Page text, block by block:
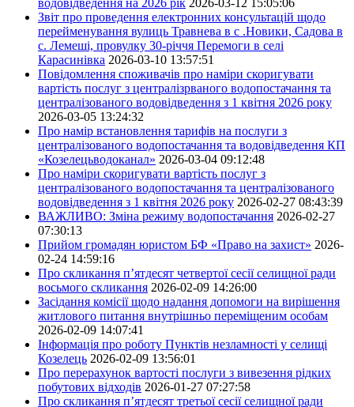
Звіт про проведення електронних консультацій щодо
перейменування вулиць Травнева в с .Новики, Садова в
с. Лемеші, провулку 30-річчя Перемоги в селі
Карасинівка 2026-03-10 13:57:51
Повідомлення споживачів про наміри скоригувати
вартість послуг з централізрваного водопостачання та
централізованого водовідведення з 1 квітня 2026 року
2026-03-05 13:24:32
Про намір встановлення тарифів на послуги з
централізованого водопостачання та водовідведення КП
«Козелецьводоканал» 2026-03-04 09:12:48
Про наміри скоригувати вартість послуг з
централізованого водопостачання та централізованого
водовідведення з 1 квітня 2026 року 2026-02-27 08:43:39
ВАЖЛИВО: Зміна режиму водопостачання 2026-02-27
07:30:13
Прийом громадян юристом БФ «Право на захист» 2026-
02-24 14:59:16
Про скликання п’ятдесят четвертої сесії селищної ради
восьмого скликання 2026-02-09 14:26:00
Засідання комісії щодо надання допомоги на вирішення
житлового питання внутрішньо переміщеним особам
2026-02-09 14:07:41
Інформація про роботу Пунктів незламності у селищі
Козелець 2026-02-09 13:56:01
Про перерахунок вартості послуги з вивезення рідких
побутових відходів 2026-01-27 07:27:58
Про скликання п’ятдесят третьої сесії селищної ради